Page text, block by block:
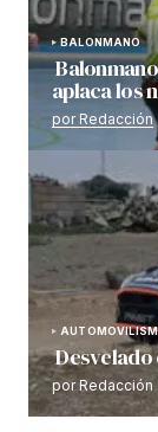
BALONMANO
aplaca los
por Redacción
Desvelado
por Redacción